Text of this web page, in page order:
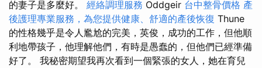
的妻子是多麼好。 經絡調理服務 Oddgeir 台中整骨價格 產
後護理專業服務，為您提供健康、舒適的產後恢復 Thune
的性格幾乎是令人尷尬的完美，英俊，成功的工作，但他順
利地帶孩子，他理解他們，有時是愚蠢的，但他們已經準備
好了。 我秘密期望我再次看到一個緊張的女人，她在育兒